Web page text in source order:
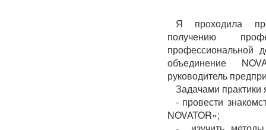
Я проходила
получению
профессиональной
объединение
руководитель
Задачами практики
- провести
NOVATOR»;